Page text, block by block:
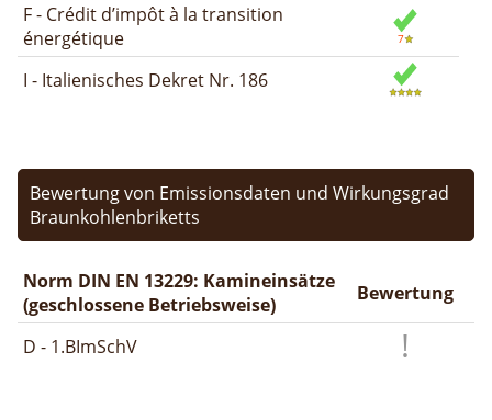
F - Crédit d’impôt à la transition
énergétique
I - Italienisches Dekret Nr. 186
Bewertung von Emissionsdaten und Wirkungsgrad
Braunkohlenbriketts
Norm DIN EN 13229: Kamineinsätze
(geschlossene Betriebsweise)
Bewertung
D - 1.BImSchV